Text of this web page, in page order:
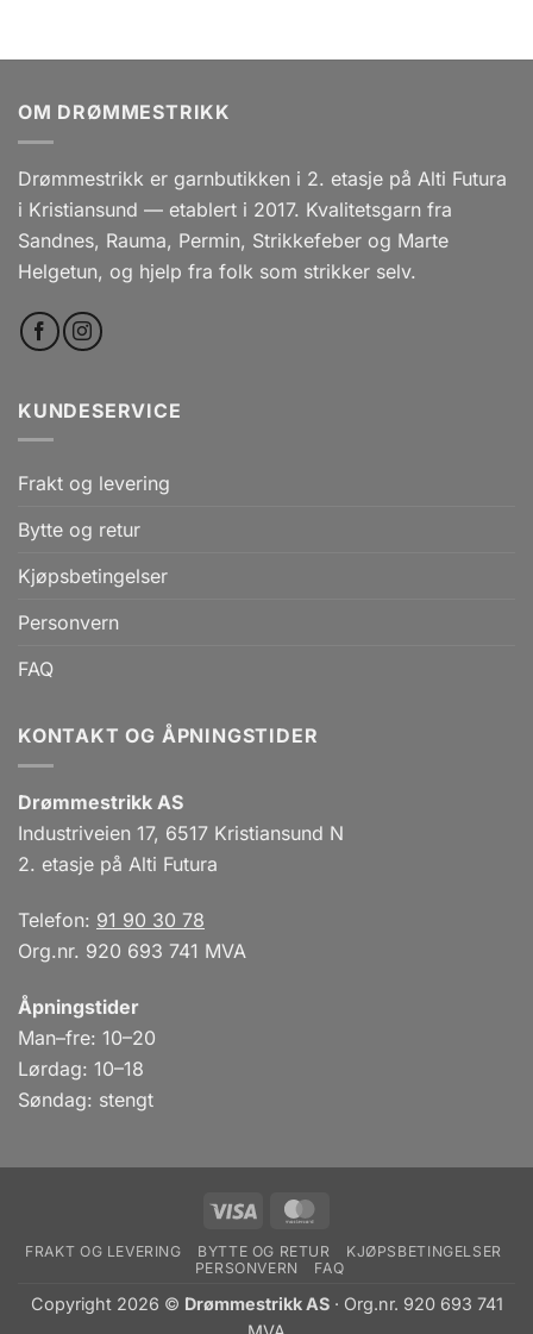
OM DRØMMESTRIKK
Drømmestrikk er garnbutikken i 2. etasje på Alti Futura
i Kristiansund — etablert i 2017. Kvalitetsgarn fra
Sandnes, Rauma, Permin, Strikkefeber og Marte
Helgetun, og hjelp fra folk som strikker selv.
KUNDESERVICE
Frakt og levering
Bytte og retur
Kjøpsbetingelser
Personvern
FAQ
KONTAKT OG ÅPNINGSTIDER
Drømmestrikk AS
Industriveien 17, 6517 Kristiansund N
2. etasje på Alti Futura
Telefon: 91 90 30 78
Org.nr. 920 693 741 MVA
Åpningstider
Man–fre: 10–20
Lørdag: 10–18
Søndag: stengt
Visa
FRAKT OG LEVERING BYTTE OG RETUR
KJØPSBETINGELSER
PERSONVERN
FAQ
Copyright 2026 © Drømmestrikk AS· Org.nr. 920 693 741